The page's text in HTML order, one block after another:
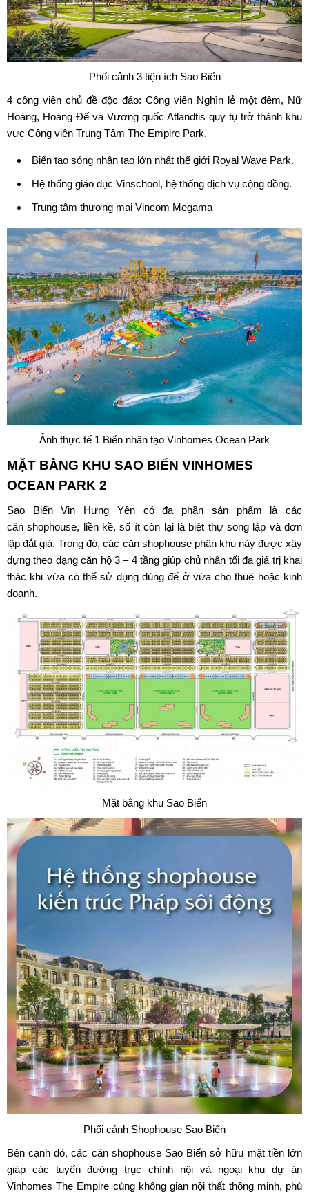
Phối cảnh 3 tiện ích Sao Biển
4 công viên chủ đề độc đáo: Công viên Nghìn lẻ một đêm, Nữ
Hoàng, Hoàng Đế và Vương quốc Atlandtis quy tụ trở thành khu
vực Công viên Trung Tâm The Empire Park.
Biển tạo sóng nhân tạo lớn nhất thế giới Royal Wave Park.
Hệ thống giáo dục Vinschool, hệ thống dịch vụ cộng đồng.
Trung tâm thương mại Vincom Megama
Ảnh thực tế 1 Biển nhân tạo Vinhomes Ocean Park
MẶT BẰNG KHU SAO BIỂN VINHOMES
OCEAN PARK 2
Sao Biển Vin Hưng Yên có đa phần sản phẩm là các
căn shophouse, liền kề, số ít còn lại là biệt thự song lập và đơn
lập đắt giá. Trong đó, các căn shophouse phân khu này được xây
dựng theo dạng căn hộ 3 – 4 tầng giúp chủ nhân tối đa giá trị khai
thác khi vừa có thể sử dụng dùng để ở vừa cho thuê hoặc kinh
doanh.
Mặt bằng khu Sao Biển
Phối cảnh Shophouse Sao Biển
Bên cạnh đó, các căn shophouse Sao Biển sở hữu mặt tiền lớn
giáp các tuyến đường trục chính nội và ngoại khu dự án
Vinhomes The Empire cùng không gian nội thất thông minh, phù